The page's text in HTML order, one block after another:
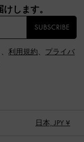
します。​
SUBSCRIBE
利用規約、 プライバ
日本, JPY ¥